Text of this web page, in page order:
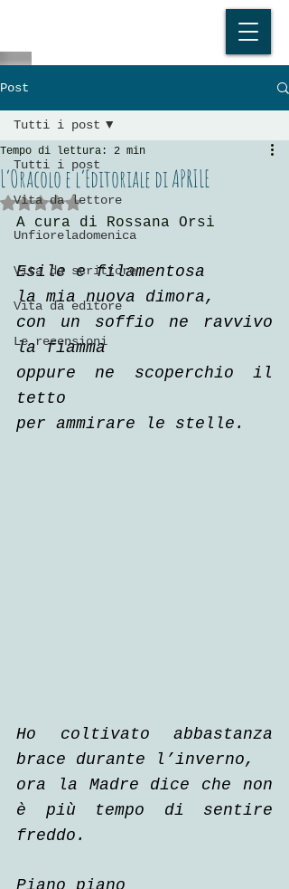
Post
Tutti i post
Vita da lettore
Unfioreladomenica
Vita da scrittore
Vita da editore
Le recensioni
Tutti i post
L’Oracolo e l’Editoriale di APRILE
Tempo di lettura: 2 min
Valutazione NaN stelle su 5.
A cura di Rossana Orsi
Esile e filamentosa
la mia nuova dimora,
con un soffio ne ravvivo
la fiamma
oppure ne scoperchio il
tetto
per ammirare le stelle.
Ho coltivato abbastanza
brace durante l’inverno,
ora la Madre dice che non
è più tempo di sentire
freddo.